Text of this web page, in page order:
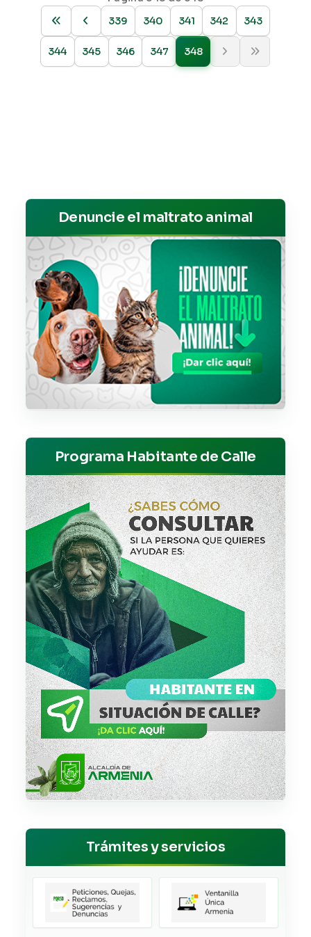
339
340 341 342 343
344 345 346 347 348
Denuncie el maltrato animal
Programa Habitante de Calle
Trámites y servicios